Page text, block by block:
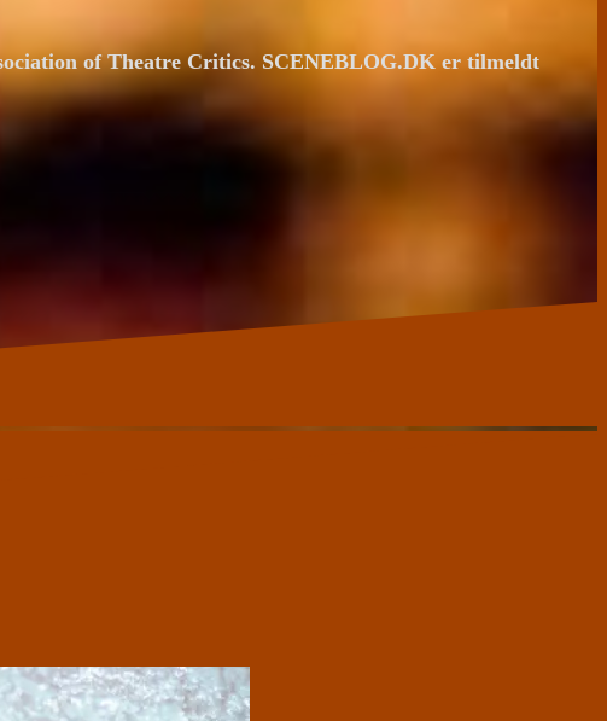
of Theatre Critics. SCENEBLOG.DK er tilmeldt